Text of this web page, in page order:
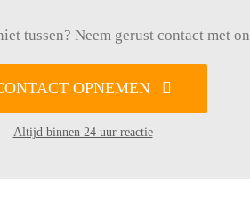
tussen? Neem gerust contact met
OPNEMEN
Altijd binnen 24 uur reactie